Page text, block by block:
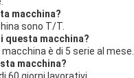
macchina?
sono T/T.
questa macchina?
è di 5 serie al mese.
macchina?